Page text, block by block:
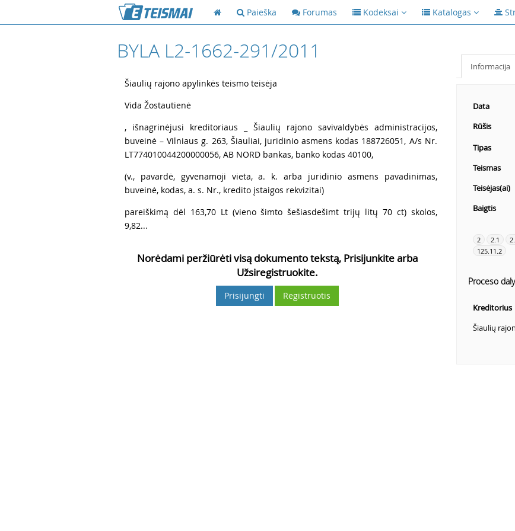
Paieška Forumas Kodeksai Katalogas
BYLA L2-1662-291/2011
Šiaulių rajono apylinkės teismo teisėja
Vida Žostautienė
, išnagrinėjusi kreditoriaus _ Šiaulių rajono savivaldybės administracijos,
buveinė – Vilniaus g. 263, Šiauliai, juridinio asmens kodas 188726051, A/s Nr.
LT774010044200000056, AB NORD bankas, banko kodas 40100,
(v., pavardė, gyvenamoji vieta, a. k. arba juridinio asmens pavadinimas,
buveinė, kodas, a. s. Nr., kredito įstaigos rekvizitai)
pareiškimą dėl 163,70 Lt (vieno šimto šešiasdešimt trijų litų 70 ct) skolos,
9,82...
Norėdami peržiūrėti visą dokumento tekstą, Prisijunkite arba
Užsiregistruokite.
Prisijungti Registruotis
Informacija
Data
Rūšis
Tipas
Teismas
Teisėjas(ai)
Baigtis
2 2.1
125.11.2
Proceso
Kreditorius
Šiaulių